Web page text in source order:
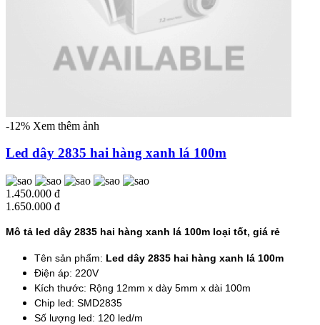
-12% Xem thêm ảnh
Led dây 2835 hai hàng xanh lá 100m
1.450.000 đ
1.650.000 đ
Mô tả led dây 2835 hai hàng xanh lá 100m loại tốt, giá rẻ
Tên sản phẩm: Led dây 2835 hai hàng xanh lá 100m
Điện áp: 220V
Kích thước: Rộng 12mm x dày 5mm x dài 100m
Chip led: SMD2835
Số lượng led: 120 led/m